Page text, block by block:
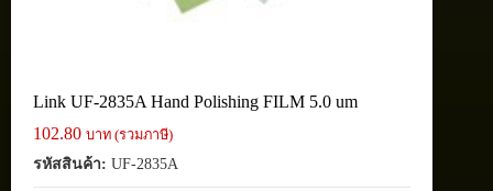
Link UF-2835A Hand Polishing FILM 5.0 um
102.80 บาท (รวมภาษี)
รหัสสินค้า: UF-2835A